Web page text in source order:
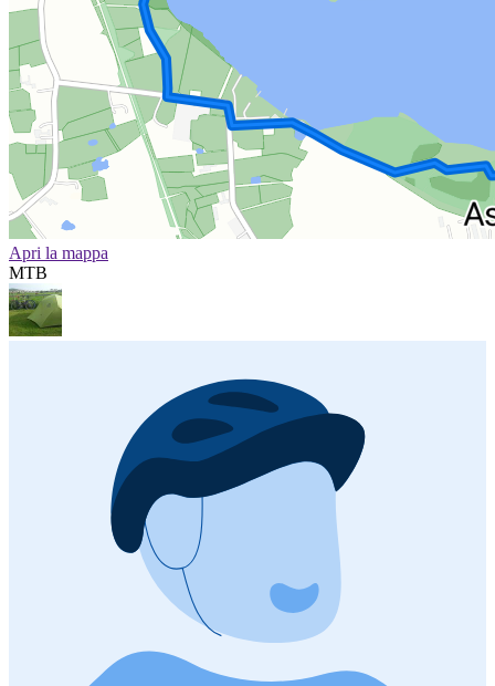
Apri la mappa
MTB